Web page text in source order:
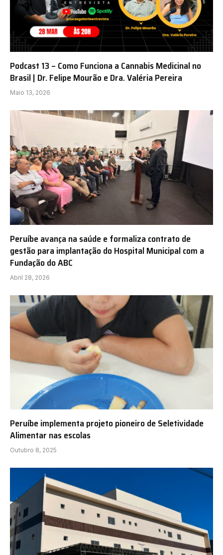
Podcast 13 – Como Funciona a Cannabis Medicinal no
Brasil | Dr. Felipe Mourão e Dra. Valéria Pereira
Maio 13, 2026
Peruíbe avança na saúde e formaliza contrato de
gestão para implantação do Hospital Municipal com a
Fundação do ABC
Abril 28, 2026
Peruíbe implementa projeto pioneiro de Seletividade
Alimentar nas escolas
Outubro 8, 2025